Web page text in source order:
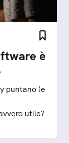
è
puntano (e
utile?